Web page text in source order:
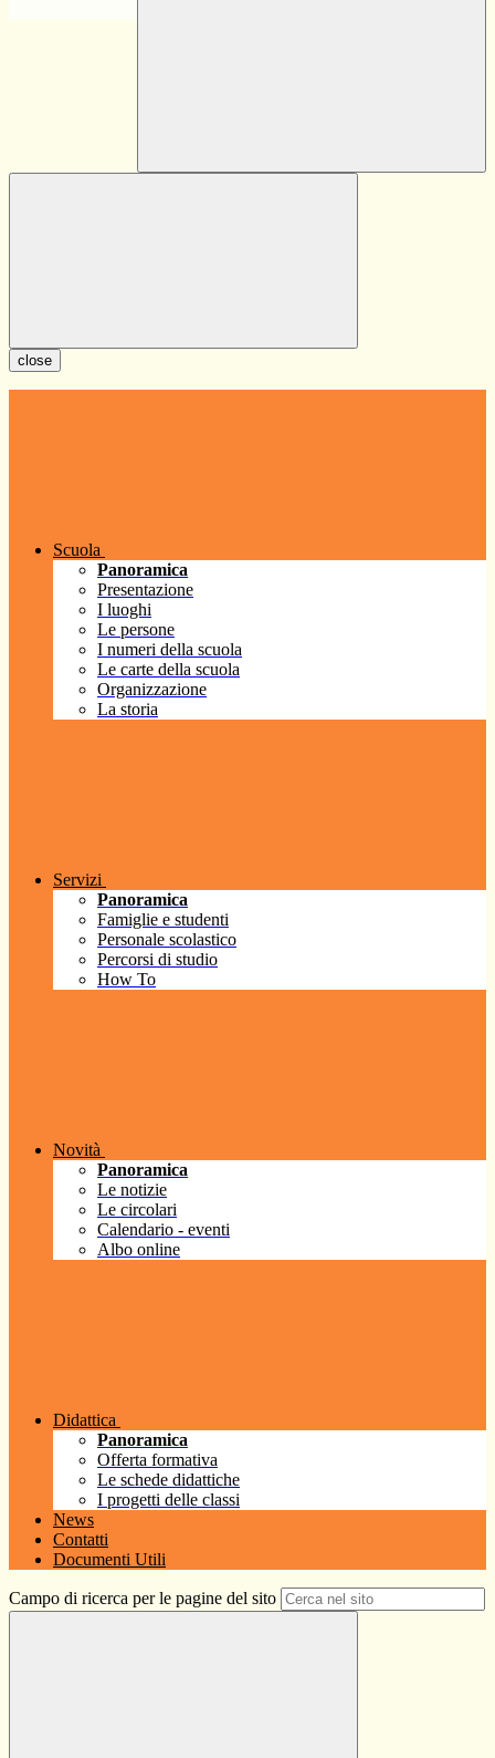
close
Scuola
Panoramica
Presentazione
I luoghi
Le persone
I numeri della scuola
Le carte della scuola
Organizzazione
La storia
Servizi
Panoramica
Famiglie e studenti
Personale scolastico
Percorsi di studio
How To
Novità
Panoramica
Le notizie
Le circolari
Calendario - eventi
Albo online
Didattica
Panoramica
Offerta formativa
Le schede didattiche
I progetti delle classi
News
Contatti
Documenti Utili
Campo di ricerca per le pagine del sito